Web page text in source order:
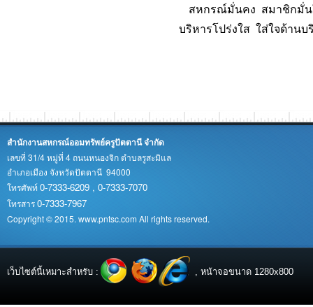
สหกรณ์มั่นคง สมาชิกมั่น
บริหารโปร่งใส ใส่ใจด้านบ
สำนักงานสหกรณ์ออมทรัพย์ครูปัตตานี จำกัด
เลขที่ 31/4 หมู่ที่ 4 ถนนหนองจิก ตำบลรูสะมิแล
อำเภอเมือง จังหวัดปัตตานี 94000
โทรศัพท์0-7333-6209 , 0-7333-7070
โทรสาร0-7333-7967
Copyright © 2015. www.pntsc.com All rights reserved.
เว็บไซต์นี้เหมาะสำหรับ : , หน้าจอขนาด 1280x800